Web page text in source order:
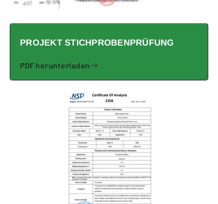
PROJEKT STICHPROBENPRÜFUNG
PDF herunterladen